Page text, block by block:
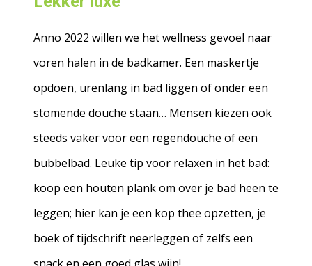
Anno 2022 willen we het wellness gevoel naar
voren halen in de badkamer. Een maskertje
opdoen, urenlang in bad liggen of onder een
stomende douche staan… Mensen kiezen ook
steeds vaker voor een regendouche of een
bubbelbad. Leuke tip voor relaxen in het bad:
koop een houten plank om over je bad heen te
leggen; hier kan je een kop thee opzetten, je
boek of tijdschrift neerleggen of zelfs een